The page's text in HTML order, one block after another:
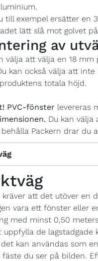
till exempel ersätter en
lätt slå mot golvet
av
välja att välja en 18
kan också välja att
totala höjd.
PVC-fönster levereras
Du kan
Packern drar du
kräver att det utöver en
vara ett fönster eller
med minst 0,50
uppfylla de
kan användas som
fäste du ser på bilden.